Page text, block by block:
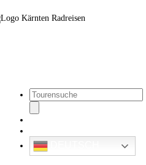
Touren
search